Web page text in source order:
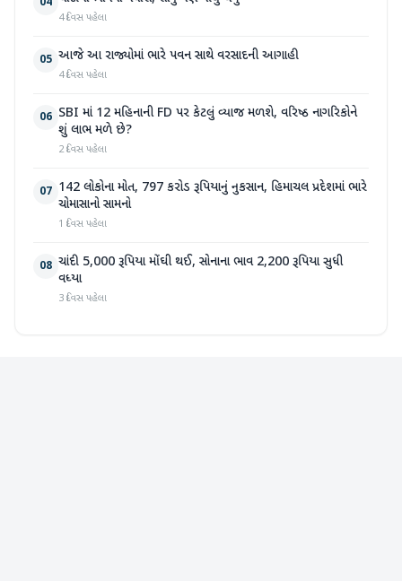
4 દિવસ પહેલા
05 આજે આ રાજ્યોમાં ભારે પવન સાથે વરસાદની આગાહી
4 દિવસ પહેલા
06 SBI માં 12 મહિનાની FD પર કેટલું વ્યાજ મળશે, વરિષ્ઠ નાગરિકોને
શું લાભ મળે છે?
2 દિવસ પહેલા
07 142 લોકોના મોત, 797 કરોડ રૂપિયાનું નુકસાન, હિમાચલ પ્રદેશમાં ભારે
ચોમાસાનો સામનો
1 દિવસ પહેલા
08 ચાંદી 5,000 રૂપિયા મોંઘી થઈ, સોનાના ભાવ 2,200 રૂપિયા સુધી
વધ્યા
3 દિવસ પહેલા